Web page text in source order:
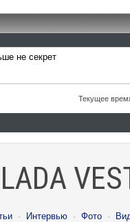
не секрет
Текущее
· Интервью · Фото ·